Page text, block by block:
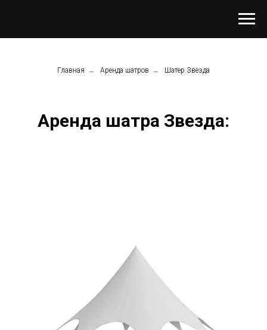
Главная → Аренда шатров → Шатер Звезда
Аренда шатра Звезда: